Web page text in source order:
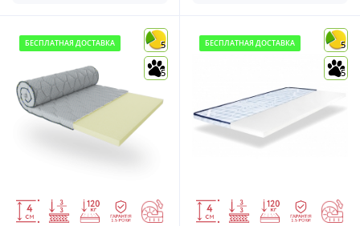
БЕСПЛАТНАЯ ДОСТАВКА 5
5
БЕСПЛАТНАЯ ДОСТАВКА 5
5